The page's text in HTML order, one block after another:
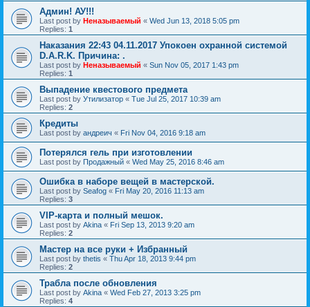
Админ! АУ!!!
Last post by Неназываемый « Wed Jun 13, 2018 5:05 pm
Replies: 1
Наказания 22:43 04.11.2017 Упокоен охранной системой
D.A.R.K. Причина: .
Last post by Неназываемый « Sun Nov 05, 2017 1:43 pm
Replies: 1
Выпадение квестового предмета
Last post by Утилизатор « Tue Jul 25, 2017 10:39 am
Replies: 2
Кредиты
Last post by андреич « Fri Nov 04, 2016 9:18 am
Потерялся гель при изготовлении
Last post by Продажный « Wed May 25, 2016 8:46 am
Ошибка в наборе вещей в мастерской.
Last post by Seafog « Fri May 20, 2016 11:13 am
Replies: 3
VIP-карта и полный мешок.
Last post by Akina « Fri Sep 13, 2013 9:20 am
Replies: 2
Мастер на все руки + Избранный
Last post by thetis « Thu Apr 18, 2013 9:44 pm
Replies: 2
Трабла после обновления
Last post by Akina « Wed Feb 27, 2013 3:25 pm
Replies: 4